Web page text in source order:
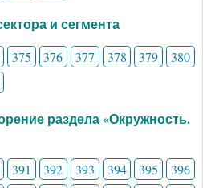
и сегмента
375 376 377 378 379
380
раздела «Окружность.
391 392 393 394 395
396